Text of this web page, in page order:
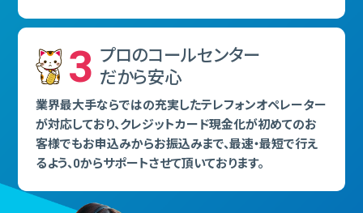
3 プロのコールセンター
だから安⼼
業界最⼤⼿ならではの充実したテレフォンオペレーター
が対応しており、クレジットカード現⾦化が初めてのお
客様でもお申込みからお振込みまで、最速・最短で⾏え
るよう、0からサポートさせて頂いております。